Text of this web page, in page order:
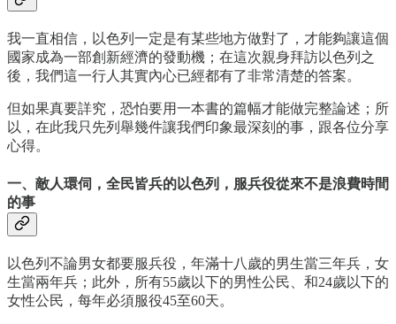
我一直相信，以色列一定是有某些地方做對了，才能夠讓這個
國家成為一部創新經濟的發動機；在這次親身拜訪以色列之
後，我們這一行人其實內心已經都有了非常清楚的答案。
但如果真要詳究，恐怕要用一本書的篇幅才能做完整論述；所
以，在此我只先列舉幾件讓我們印象最深刻的事，跟各位分享
心得。
一、敵人環伺，全民皆兵的以色列，服兵役從來不是浪費時間
的事
以色列不論男女都要服兵役，年滿十八歲的男生當三年兵，女
生當兩年兵；此外，所有55歲以下的男性公民、和24歲以下的
女性公民，每年必須服役45至60天。